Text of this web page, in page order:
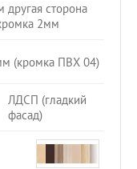
другая сторона
2мм
(кромка ПВХ 04)
ЛДСП (гладкий
фасад)